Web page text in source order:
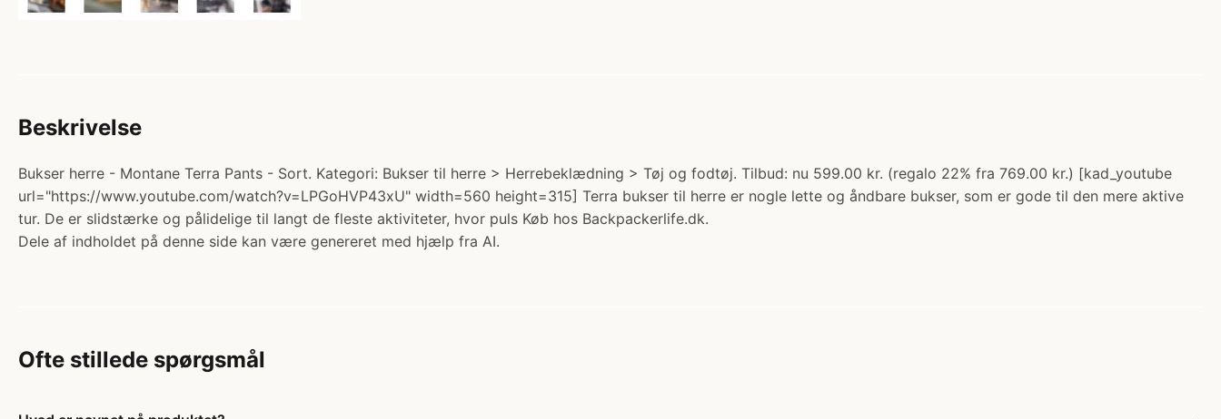
Beskrivelse
Bukser herre - Montane Terra Pants - Sort. Kategori: Bukser til herre > Herrebeklædning > Tøj og fodtøj. Tilbud: nu 599.00 kr. (regalo 22% fra 769.00 kr.) [kad_youtube
url="https://www.youtube.com/watch?v=LPGoHVP43xU" width=560 height=315] Terra bukser til herre er nogle lette og åndbare bukser, som er gode til den mere aktive
tur. De er slidstærke og pålidelige til langt de fleste aktiviteter, hvor puls Køb hos Backpackerlife.dk.
Dele af indholdet på denne side kan være genereret med hjælp fra AI.
Ofte stillede spørgsmål